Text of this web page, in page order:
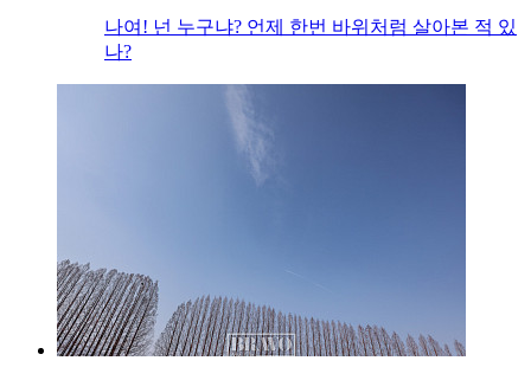
나여! 넌 누구냐? 언제 한번 바위처럼 살아본 적 있
나?